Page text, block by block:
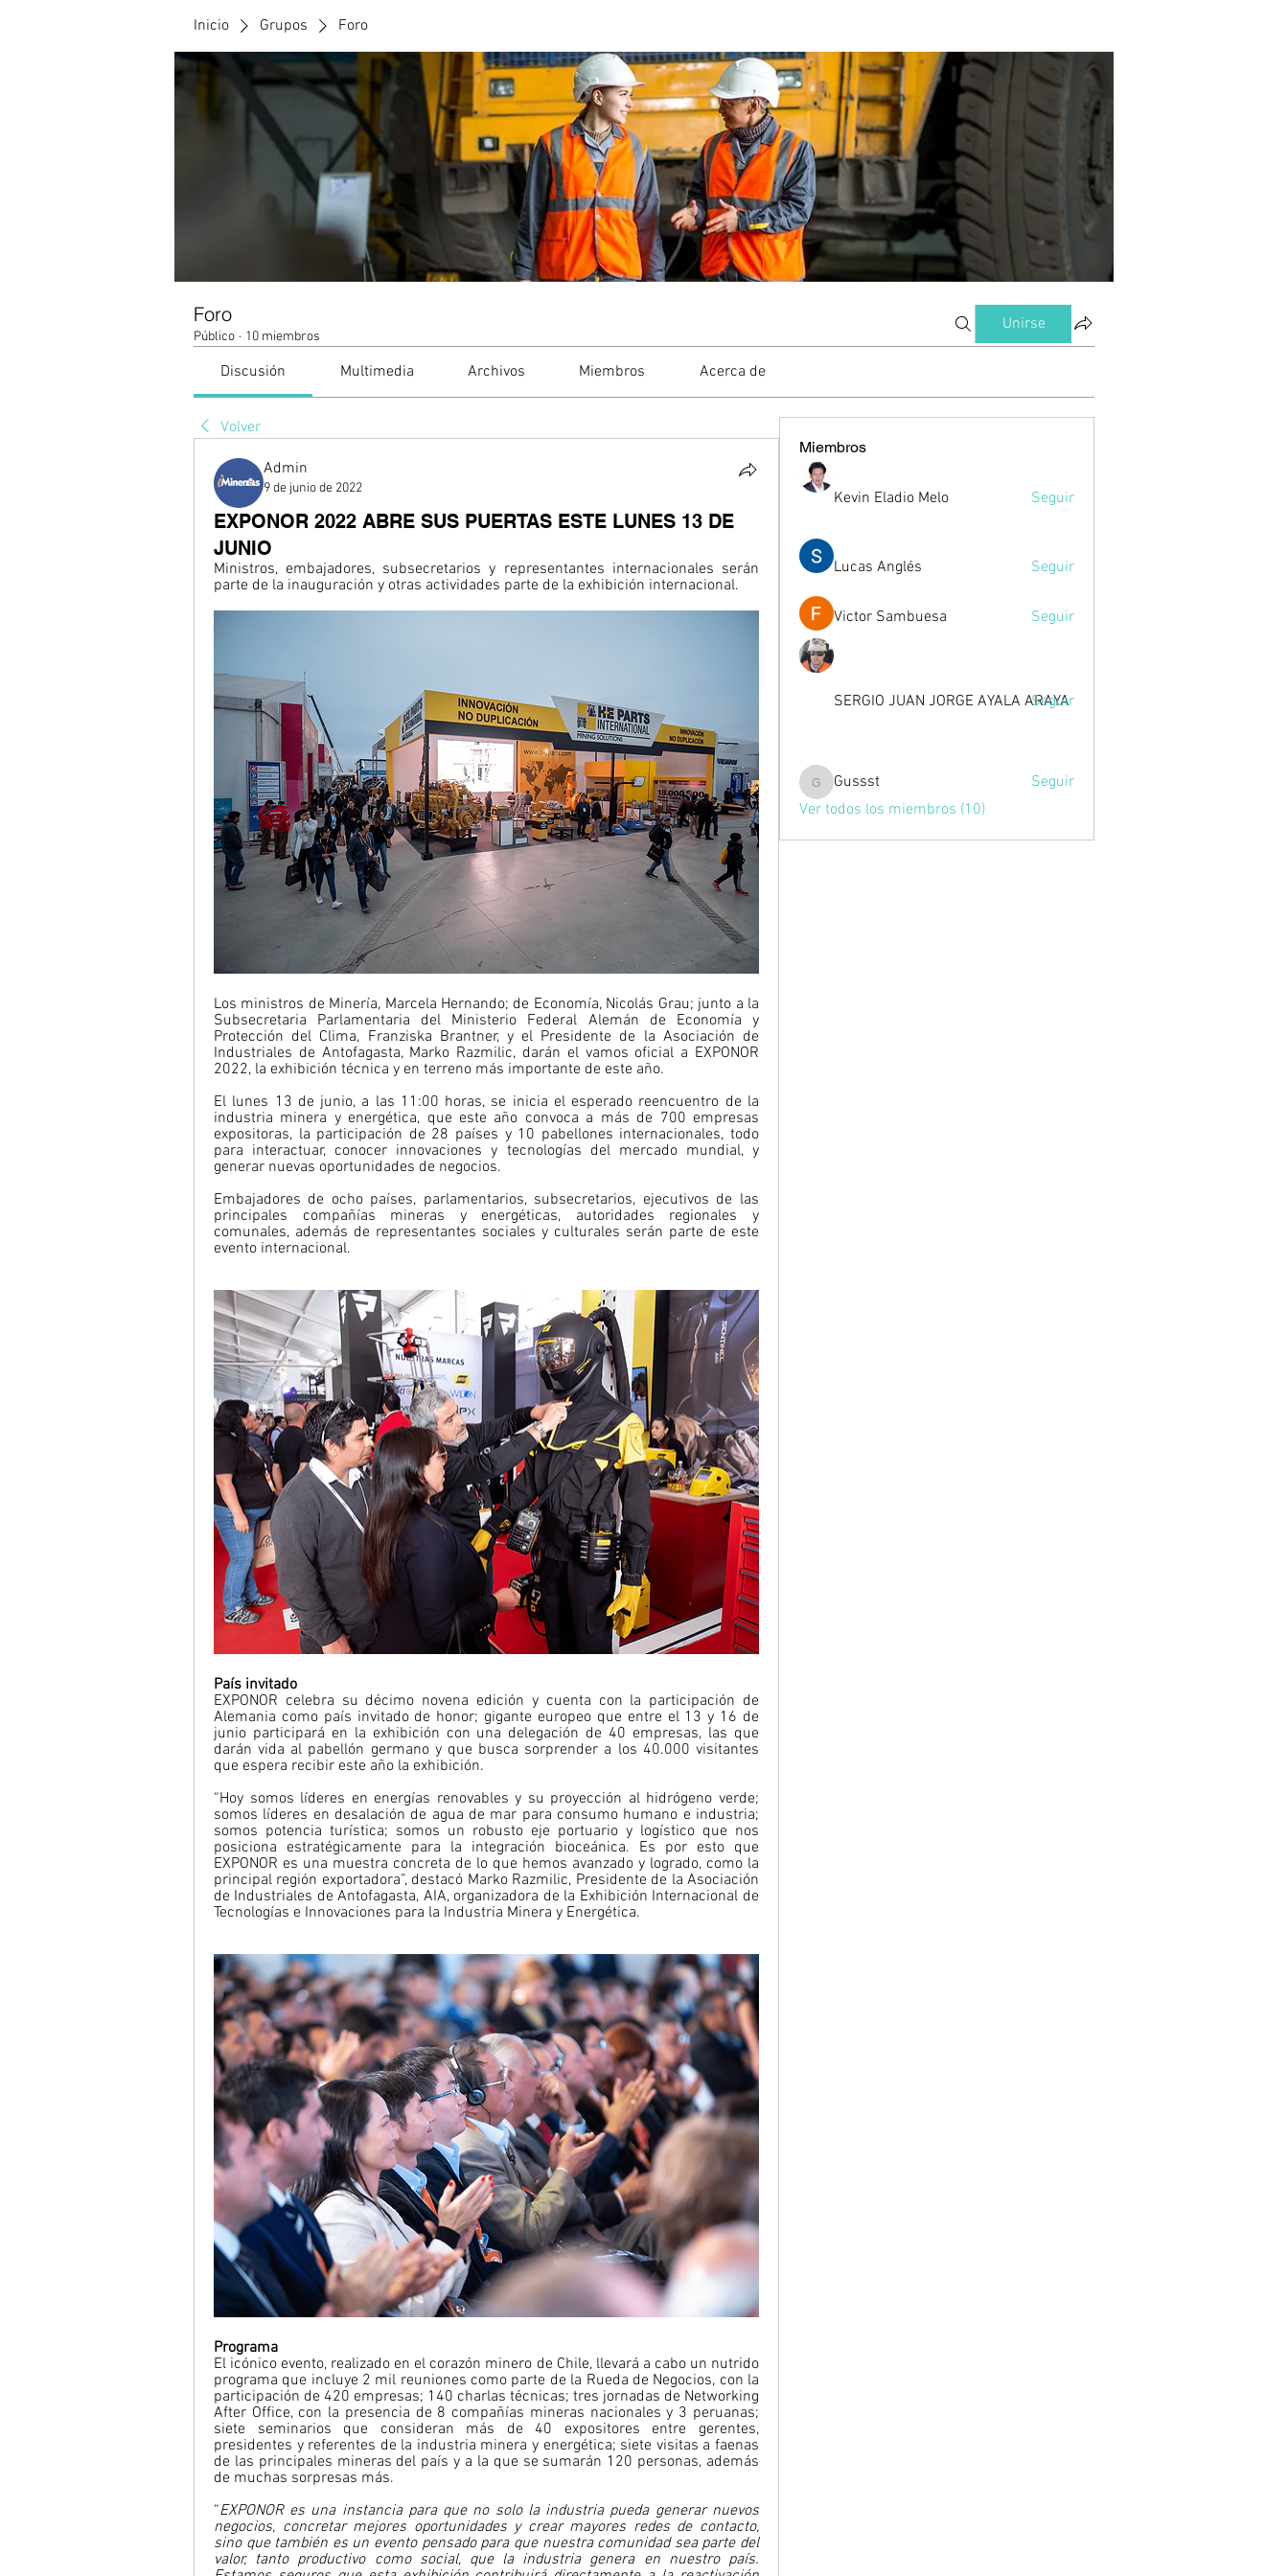
Inicio Grupos Foro
Foro
Público · 10 miembros
Unirse
Discusión Multimedia Archivos Miembros Acerca de
Volver
Admin
9 de junio de 2022
EXPONOR 2022 ABRE SUS PUERTAS ESTE LUNES 13 DE
JUNIO
Ministros, embajadores, subsecretarios y representantes internacionales serán
parte de la inauguración y otras actividades parte de la exhibición internacional.
Los ministros de Minería, Marcela Hernando; de Economía, Nicolás Grau; junto a la
Subsecretaria Parlamentaria del Ministerio Federal Alemán de Economía y
Protección del Clima, Franziska Brantner, y el Presidente de la Asociación de
Industriales de Antofagasta, Marko Razmilic, darán el vamos oficial a EXPONOR
2022, la exhibición técnica y en terreno más importante de este año.
El lunes 13 de junio, a las 11:00 horas, se inicia el esperado reencuentro de la
industria minera y energética, que este año convoca a más de 700 empresas
expositoras, la participación de 28 países y 10 pabellones internacionales, todo
para interactuar, conocer innovaciones y tecnologías del mercado mundial, y
generar nuevas oportunidades de negocios.
Embajadores de ocho países, parlamentarios, subsecretarios, ejecutivos de las
principales compañías mineras y energéticas, autoridades regionales y
comunales, además de representantes sociales y culturales serán parte de este
evento internacional.
País invitado
EXPONOR celebra su décimo novena edición y cuenta con la participación de
Alemania como país invitado de honor; gigante europeo que entre el 13 y 16 de
junio participará en la exhibición con una delegación de 40 empresas, las que
darán vida al pabellón germano y que busca sorprender a los 40.000 visitantes
que espera recibir este año la exhibición.
“Hoy somos líderes en energías renovables y su proyección al hidrógeno verde;
somos líderes en desalación de agua de mar para consumo humano e industria;
somos potencia turística; somos un robusto eje portuario y logístico que nos
posiciona estratégicamente para la integración bioceánica. Es por esto que
EXPONOR es una muestra concreta de lo que hemos avanzado y logrado, como la
principal región exportadora”, destacó Marko Razmilic, Presidente de la Asociación
de Industriales de Antofagasta, AIA, organizadora de la Exhibición Internacional de
Tecnologías e Innovaciones para la Industria Minera y Energética.
Programa
El icónico evento, realizado en el corazón minero de Chile, llevará a cabo un nutrido
programa que incluye 2 mil reuniones como parte de la Rueda de Negocios, con la
participación de 420 empresas; 140 charlas técnicas; tres jornadas de Networking
After Office, con la presencia de 8 compañías mineras nacionales y 3 peruanas;
siete seminarios que consideran más de 40 expositores entre gerentes,
presidentes y referentes de la industria minera y energética; siete visitas a faenas
de las principales mineras del país y a la que se sumarán 120 personas, además
de muchas sorpresas más.
“EXPONOR es una instancia para que no solo la industria pueda generar nuevos
negocios, concretar mejores oportunidades y crear mayores redes de contacto,
sino que también es un evento pensado para que nuestra comunidad sea parte del
valor, tanto productivo como social, que la industria genera en nuestro país.
Miembros
Kevin Eladio Melo Seguir
Lucas Anglés Seguir
Victor Sambuesa Seguir
SERGIO JUAN JORGE AYALA ARAYA
Seguir
Gussst
Gussst
Seguir
Ver todos los miembros (10)